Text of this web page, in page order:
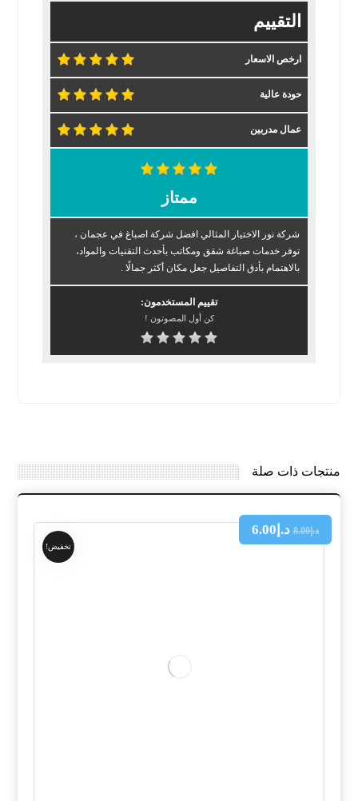
التقييم
ارخص الاسعار
حودة عالية
عمال مدربين
ممتاز
شركة نور الاختيار المثالي افضل شركة اصباغ في عجمان ،
توفر خدمات صباغة شقق ومكاتب بأحدث التقنيات والمواد،
بالاهتمام بأدق التفاصيل جعل مكان أكثر جمالًا .
تقييم المستخدمون:
كن أول المصوتون !
منتجات ذات صلة
تخفيض!
د.إ8.00 د.إ 6.00